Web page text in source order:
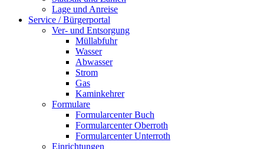
Lage und Anreise
Service / Bürgerportal
Ver- und Entsorgung
Müllabfuhr
Wasser
Abwasser
Strom
Gas
Kaminkehrer
Formulare
Formularcenter Buch
Formularcenter Oberroth
Formularcenter Unterroth
Einrichtungen